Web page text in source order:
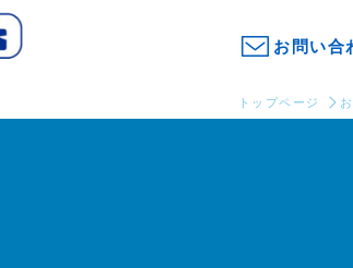
お問い合
トップページ